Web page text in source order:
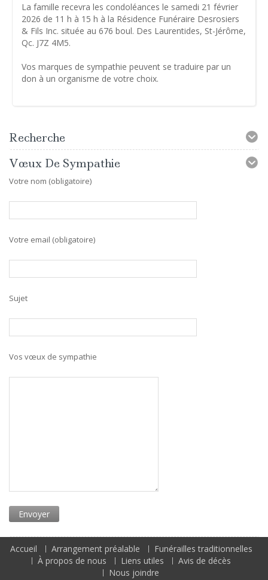
La famille recevra les condoléances le samedi 21 février
2026 de 11 h à 15 h à la Résidence Funéraire Desrosiers
& Fils Inc. située au 676 boul. Des Laurentides, St-Jérôme,
Qc. J7Z 4M5.
Vos marques de sympathie peuvent se traduire par un
don à un organisme de votre choix.
Recherche
Vœux De Sympathie
Votre nom (obligatoire)
Votre email (obligatoire)
Sujet
Vos vœux de sympathie
Accueil Arrangement préalable
Funérailles traditionnelles
À propos de nous
Liens utiles
Avis de décès
Nous joindre